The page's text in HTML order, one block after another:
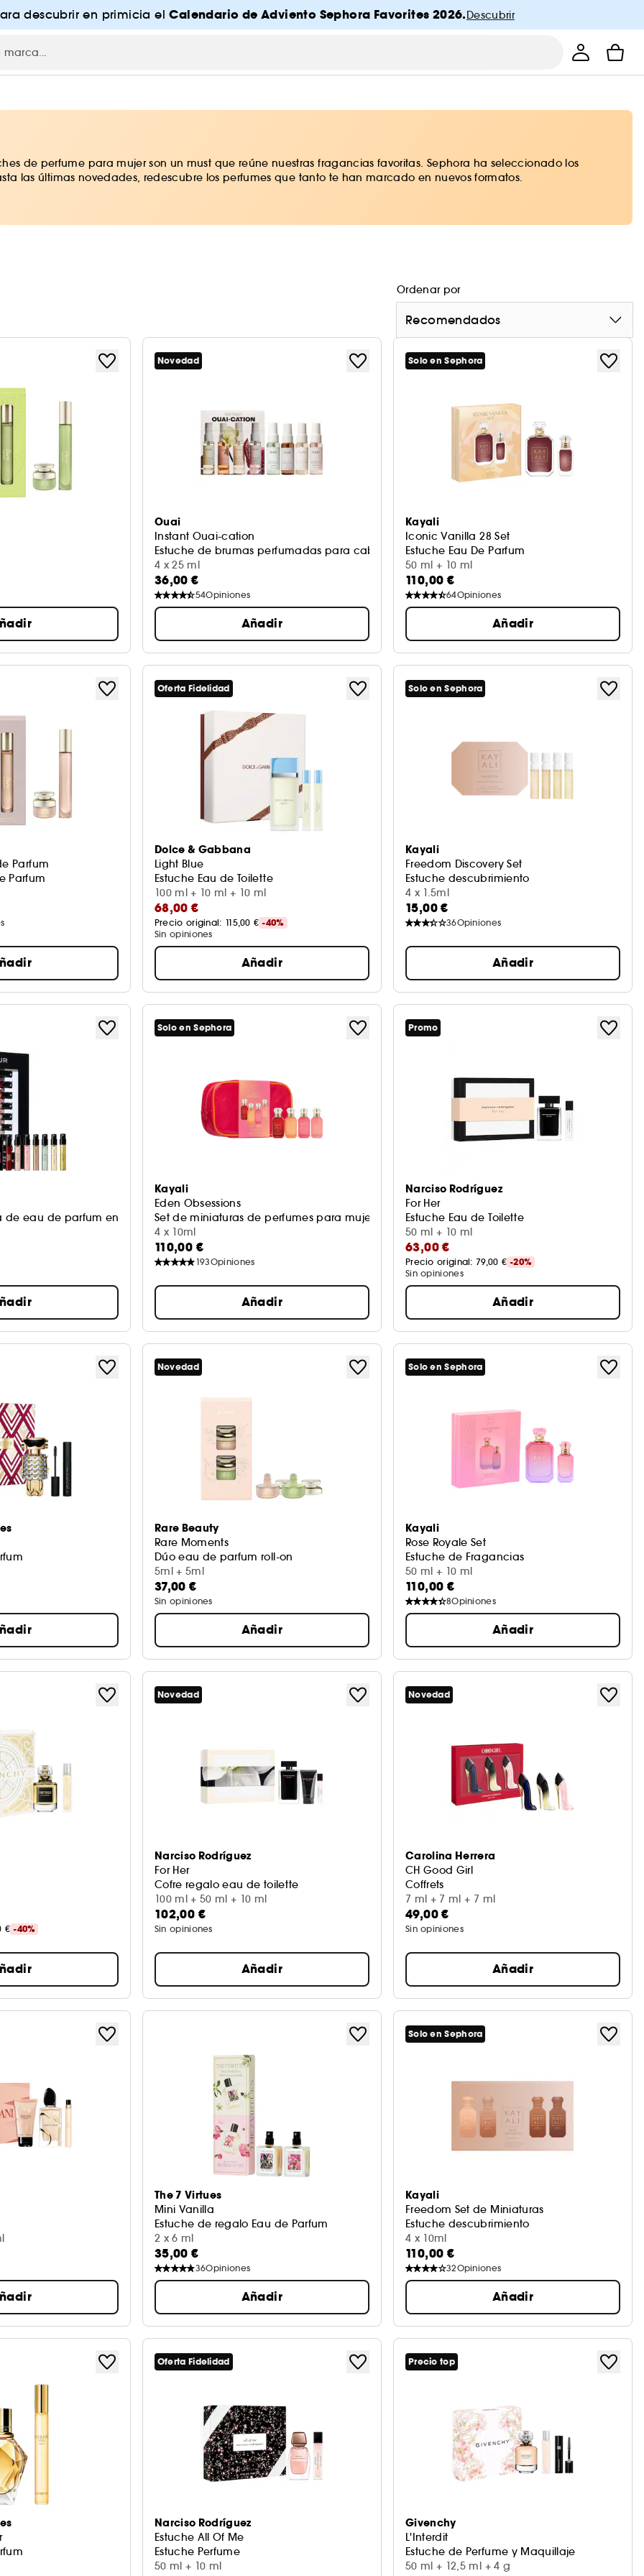
descubrir en primicia elCalendario de Adviento Sephora Favorites 2026.Descubrir
de perfume para mujer son un must que reúne nuestras fragancias favoritas. Sephora ha seleccionado los
las últimas novedades, redescubre los perfumes que tanto te han marcado en nuevos formatos.
Ordenar por
Recomendados
Novedad
Ouai
Instant Ouai-cation
Estuche de brumas perfumadas para cabello y cuerpo
4 x 25 ml
36,00 €
54Opiniones
Añadir
Solo en Sephora
Kayali
Iconic Vanilla 28 Set
Estuche Eau De Parfum
50 ml + 10 ml
110,00 €
64Opiniones
Añadir
Parfum
Parfum
Oferta Fidelidad
Dolce & Gabbana
Light Blue
Estuche Eau de Toilette
100 ml + 10 ml + 10 ml
68,00 €
Precio original: 115,00 € -40%
Sin opiniones
Añadir
Solo en Sephora
Kayali
Freedom Discovery Set
Estuche descubrimiento
4 x 1.5ml
15,00 €
36Opiniones
Añadir
de eau de parfum en formato viaje
Solo en Sephora
Kayali
Eden Obsessions
Set de miniaturas de perfumes para mujer
4 x 10ml
110,00 €
193Opiniones
Añadir
Promo
Narciso Rodríguez
For Her
Estuche Eau de Toilette
50 ml + 10 ml
63,00 €
Precio original: 79,00 € -20%
Sin opiniones
Añadir
Novedad
Rare Beauty
Rare Moments
Dúo eau de parfum roll-on
5ml + 5ml
37,00 €
Sin opiniones
Añadir
Solo en Sephora
Kayali
Rose Royale Set
Estuche de Fragancias
50 ml + 10 ml
110,00 €
8Opiniones
Añadir
€ -40%
Novedad
Narciso Rodríguez
For Her
Cofre regalo eau de toilette
100 ml + 50 ml + 10 ml
102,00 €
Sin opiniones
Añadir
Novedad
Carolina Herrera
CH Good Girl
Coffrets
7 ml + 7 ml + 7 ml
49,00 €
Sin opiniones
Añadir
The 7 Virtues
Mini Vanilla
Estuche de regalo Eau de Parfum
2 x 6 ml
35,00 €
36Opiniones
Añadir
Solo en Sephora
Kayali
Freedom Set de Miniaturas
Estuche descubrimiento
4 x 10ml
110,00 €
32Opiniones
Añadir
Oferta Fidelidad
Narciso Rodríguez
Estuche All Of Me
Estuche Perfume
50 ml + 10 ml
Precio top
Givenchy
L'Interdit
Estuche de Perfume y Maquillaje
50 ml + 12,5 ml + 4 g